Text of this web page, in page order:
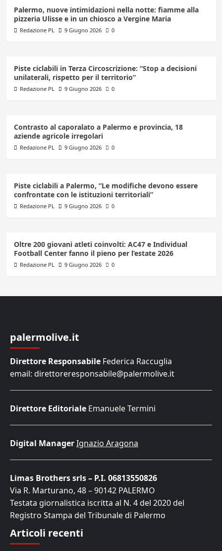
Palermo, nuove intimidazioni nella notte: fiamme alla
pizzeria Ulisse e in un chiosco a Vergine Maria
Redazione PL 9 Giugno 2026 0
Piste ciclabili in Terza Circoscrizione: “Stop a decisioni
unilaterali, rispetto per il territorio”
Redazione PL 9 Giugno 2026 0
Contrasto al caporalato a Palermo e provincia, 18
aziende agricole irregolari
Redazione PL 9 Giugno 2026 0
Piste ciclabili a Palermo, “Le modifiche devono essere
confrontate con le istituzioni territoriali”
Redazione PL 9 Giugno 2026 0
Oltre 200 giovani atleti coinvolti: AC47 e Individual
Football Center fanno il pieno per l’estate 2026
Redazione PL 9 Giugno 2026 0
palermolive.it
Direttore Responsabile Federica Raccuglia
email: direttoreresponsabile@palermolive.it
Direttore Editoriale Emanuele Termini
Digital ManagerIgnazio Aragona
Limas Brothers srls – P.I. 06813550826
Via R. Marturano, 48 – 90142 PALERMO
Testata giornalistica iscritta al N. 4 del 2020 del
Registro Stampa del Tribunale di Palermo
Articoli recenti